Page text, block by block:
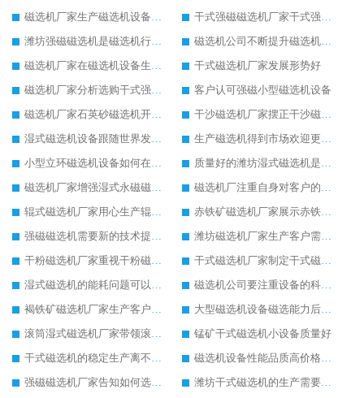
磁选机厂家生产磁选机设备将有很大的发展空间
干式强磁磁选机厂家干式强磁磁选机生产中的优势
潍坊强磁磁选机是磁选机行业中优质设备
磁选机公司不断提升磁选机生产技术
磁选机厂家在磁选机设备生产上有自己的特点
干式磁选机厂家发展形势好
磁选机厂家分析选购干式强磁磁选机的方法
客户认可强磁小型磁选机设备
磁选机厂家石英砂磁选机开展除铁新技能
干沙磁选机厂家摆正干沙磁选机创新生产的态度
湿式磁选机设备跟随世界发展脚步快速发展
生产磁选机得到市场欢迎更应该重视技术
小型立环磁选机设备如何在市场中适者生存
质量好的潍坊湿式磁选机是客户生产的必选
磁选机厂家增强湿式永磁磁选机的新技术生产理念
磁选机厂注重自身对客户的售后服务
辊式磁选机厂家用心生产辊式磁选机设备
赤铁矿磁选机厂家展示赤铁矿磁选机的设备优点
强磁磁选机需要新的技术提高强磁磁选机工作效率
潍坊磁选机厂家生产客户需求量高的磁选选矿设备
干粉磁选机厂家重视干粉磁选机的设备质量
干式磁选机厂家制定干式磁选机市场发展新目标
湿式磁选机的能耗问题可以这么理解
磁选机公司要注重设备的科技技术生产
褐铁矿磁选机厂家生产客户满意的褐铁矿磁选机
大型磁选机设备磁选能力后劲十足
滚筒湿式磁选机厂家带领滚筒湿式磁选机领导示范作用
锰矿干式磁选机小设备质量好
干式磁选机的稳定生产离不开合理的保养工作
磁选机设备性能品质高价格合理客户比较喜欢
强磁磁选机厂家告知如何选购强磁磁选机设备
潍坊干式磁选机的生产需要更多创新来支持